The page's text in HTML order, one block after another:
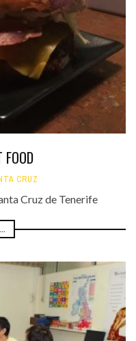
FOOD
CRUZ
Cruz de Tenerife